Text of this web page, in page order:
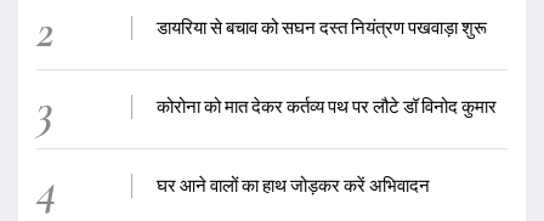
2 डायरिया से बचाव को सघन दस्त नियंत्रण पखवाड़ा शुरू
3 कोरोना को मात देकर कर्तव्य पथ पर लौटे डॉ विनोद कुमार
4 घर आने वालों का हाथ जोड़कर करें अभिवादन